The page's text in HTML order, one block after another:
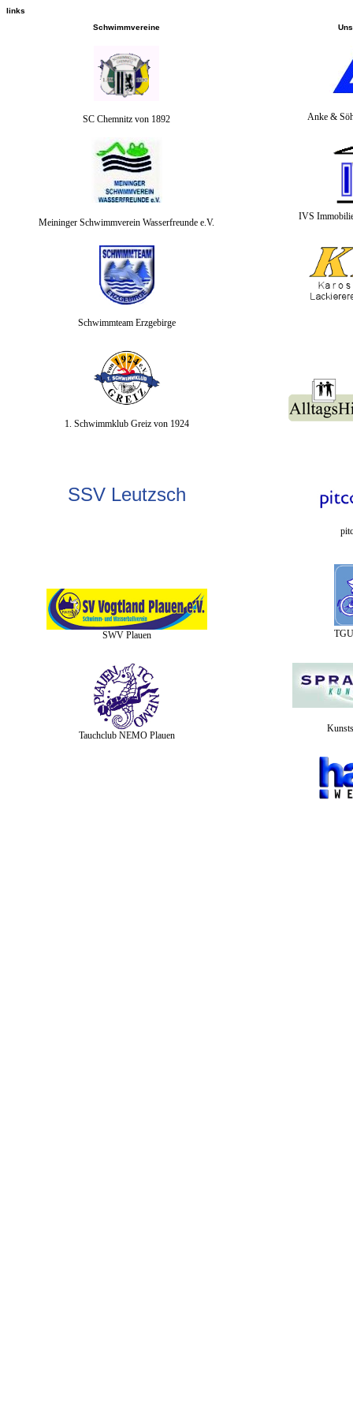
links
Schwimmvereine
SC Chemnitz von 1892 Anke &
Meininger Schwimmverein Wasserfreunde e.V.
IVS
Schwimmteam Erzgebirge
1. Schwimmklub Greiz von 1924
SSV Leutzsch
SWV Plauen
Tauchclub NEMO Plauen